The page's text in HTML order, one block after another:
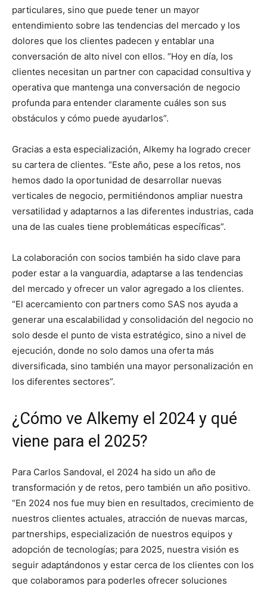
particulares, sino que puede tener un mayor
entendimiento sobre las tendencias del mercado y los
dolores que los clientes padecen y entablar una
conversación de alto nivel con ellos. “Hoy en día, los
clientes necesitan un partner con capacidad consultiva y
operativa que mantenga una conversación de negocio
profunda para entender claramente cuáles son sus
obstáculos y cómo puede ayudarlos”.
Gracias a esta especialización, Alkemy ha logrado crecer
su cartera de clientes. “Este año, pese a los retos, nos
hemos dado la oportunidad de desarrollar nuevas
verticales de negocio, permitiéndonos ampliar nuestra
versatilidad y adaptarnos a las diferentes industrias, cada
una de las cuales tiene problemáticas específicas”.
La colaboración con socios también ha sido clave para
poder estar a la vanguardia, adaptarse a las tendencias
del mercado y ofrecer un valor agregado a los clientes.
“El acercamiento con partners como SAS nos ayuda a
generar una escalabilidad y consolidación del negocio no
solo desde el punto de vista estratégico, sino a nivel de
ejecución, donde no solo damos una oferta más
diversificada, sino también una mayor personalización en
los diferentes sectores”.
¿Cómo ve Alkemy el 2024 y qué
viene para el 2025?
Para Carlos Sandoval, el 2024 ha sido un año de
transformación y de retos, pero también un año positivo.
“En 2024 nos fue muy bien en resultados, crecimiento de
nuestros clientes actuales, atracción de nuevas marcas,
partnerships, especialización de nuestros equipos y
adopción de tecnologías; para 2025, nuestra visión es
seguir adaptándonos y estar cerca de los clientes con los
que colaboramos para poderles ofrecer soluciones